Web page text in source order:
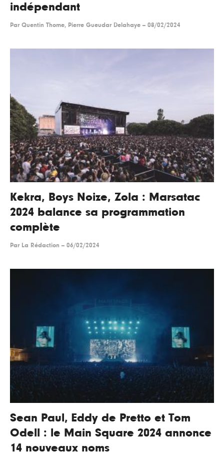
indépendant
Par Quentin Thome, Pierre Gueudar Delahaye -- 08/02/2024
Kekra, Boys Noize, Zola : Marsatac
2024 balance sa programmation
complète
Par La Rédaction -- 06/02/2024
Sean Paul, Eddy de Pretto et Tom
Odell : le Main Square 2024 annonce
14 nouveaux noms